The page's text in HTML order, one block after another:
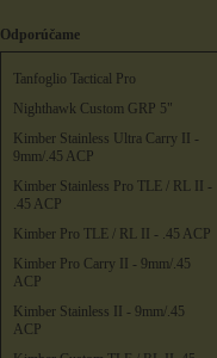
Odporúčame
Tanfoglio Tactical Pro
Nighthawk Custom GRP 5"
Kimber Stainless Ultra Carry II -
9mm/.45 ACP
Kimber Stainless Pro TLE / RL II -
.45 ACP
Kimber Pro TLE / RL II - .45 ACP
Kimber Pro Carry II - 9mm/.45
ACP
Kimber Stainless II - 9mm/.45
ACP